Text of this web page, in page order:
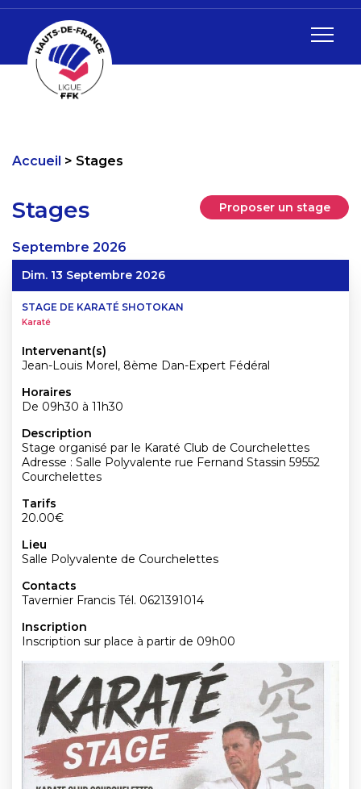
Accueil Stages
Proposer un stage
Stages
Septembre 2026
Dim. 13 Septembre 2026
STAGE DE KARATÉ SHOTOKAN
Karaté
Intervenant(s)
Jean-Louis Morel, 8ème Dan-Expert Fédéral
Horaires
De 09h30 à 11h30
Description
Stage organisé par le Karaté Club de Courchelettes
Adresse : Salle Polyvalente rue Fernand Stassin 59552
Courchelettes
Tarifs
20.00€
Lieu
Salle Polyvalente de Courchelettes
Contacts
Tavernier Francis Tél. 0621391014
Inscription
Inscription sur place à partir de 09h00